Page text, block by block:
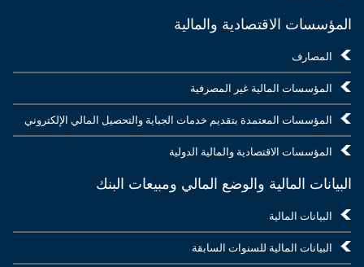
المؤسسات الاقتصادية والمالية
المصارف
المؤسسات المالية غير المصرفية
المؤسسات المعتمدة بتقديم خدمات الجباية والتحصيل المالي الإلكتروني
المؤسسات الاقتصادية والمالية الدولية
البيانات المالية والوضع المالي ومبيعات البنك
البيانات المالية
البيانات المالية للسنوات السابقة